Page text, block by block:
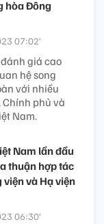
hòa Đông
07:02’
giá cao
hệ song
với nhiều
phủ và
Nam.
Nam lần đầu
thuận hợp tác
và Hạ viện
06:30’